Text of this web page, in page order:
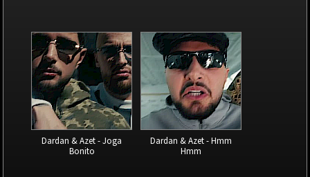
Dardan & Azet - Joga
Bonito
Dardan & Azet - Hmm
Hmm